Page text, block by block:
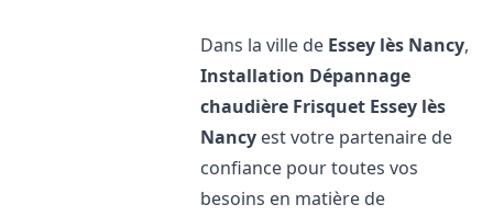
Dans la ville de Essey lès Nancy,
Installation Dépannage
chaudière Frisquet Essey lès
Nancy est votre partenaire de
confiance pour toutes vos
besoins en matière de